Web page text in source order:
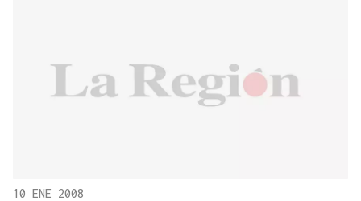
10 ENE 2008